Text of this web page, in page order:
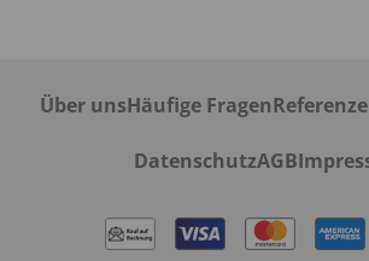
Über unsHäufige Fragen
DatenschutzAGB